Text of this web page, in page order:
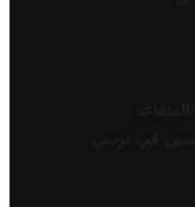
في تونس